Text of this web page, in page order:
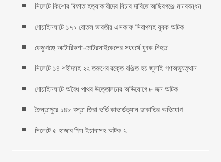
সিলেটে কিশোর রিফাত হত্যাকারীদের বিচার দাবিতে আছিরগঞ্জে মানববন্ধন
গোয়াইনঘাটে ১৭০ বোতল ভারতীয় এসকাফ সিরাপসহ যুবক আটক
ফেঞ্চুগঞ্জে অটোরিকশা-মোটরসাইকেলের সংঘর্ষে যুবক নিহত
সিলেটে ১৪ শহীদসহ ২২ তরুণের রক্তে রঞ্জিত হয় জুলাই গণঅভ্যুত্থান
গোয়াইনঘাটে অবৈধ পাথর উত্তোলনের অভিযোগে ৮ জন আটক
জৈন্তাপুরে ১৪৮ বস্তা জিরা ভর্তি কাভার্ডভ্যান ডাকাতির অভিযোগ
সিলেটে ৫ হাজার পিস ইয়াবাসহ আটক ২